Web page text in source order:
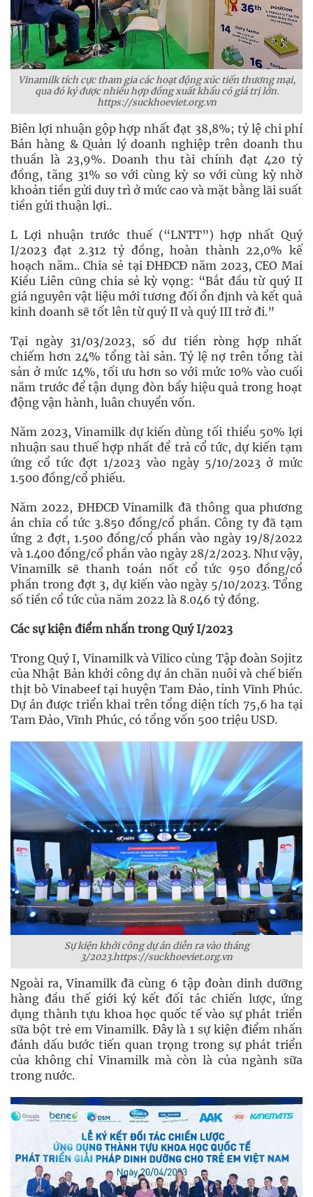
Vinamilk tích cực tham gia các hoạt động xúc tiến thương mại,
qua đó ký được nhiều hợp đồng xuất khẩu có giá trị lớn.
https://suckhoeviet.org.vn
Biên lợi nhuận gộp hợp nhất đạt 38,8%; tỷ lệ chi phí
Bán hàng & Quản lý doanh nghiệp trên doanh thu
thuần là 23,9%. Doanh thu tài chính đạt 420 tỷ
đồng, tăng 31% so với cùng kỳ so với cùng kỳ nhờ
khoản tiền gửi duy trì ở mức cao và mặt bằng lãi suất
tiền gửi thuận lợi..
L Lợi nhuận trước thuế (“LNTT”) hợp nhất Quý
I/2023 đạt 2.312 tỷ đồng, hoàn thành 22,0% kế
hoạch năm.. Chia sẻ tại ĐHĐCĐ năm 2023, CEO Mai
Kiều Liên cũng chia sẻ kỳ vọng: “Bắt đầu từ quý II
giá nguyên vật liệu mới tương đối ổn định và kết quả
kinh doanh sẽ tốt lên từ quý II và quý III trở đi.”
Tại ngày 31/03/2023, số dư tiền ròng hợp nhất
chiếm hơn 24% tổng tài sản. Tỷ lệ nợ trên tổng tài
sản ở mức 14%, tối ưu hơn so với mức 10% vào cuối
năm trước để tận dụng đòn bẩy hiệu quả trong hoạt
động vận hành, luân chuyển vốn.
Năm 2023, Vinamilk dự kiến dùng tối thiểu 50% lợi
nhuận sau thuế hợp nhất để trả cổ tức, dự kiến tạm
ứng cổ tức đợt 1/2023 vào ngày 5/10/2023 ở mức
1.500 đồng/cổ phiếu.
Năm 2022, ĐHĐCĐ Vinamilk đã thông qua phương
án chia cổ tức 3.850 đồng/cổ phần. Công ty đã tạm
ứng 2 đợt, 1.500 đồng/cổ phần vào ngày 19/8/2022
và 1.400 đồng/cổ phần vào ngày 28/2/2023. Như vậy,
Vinamilk sẽ thanh toán nốt cổ tức 950 đồng/cổ
phần trong đợt 3, dự kiến vào ngày 5/10/2023. Tổng
số tiền cổ tức của năm 2022 là 8.046 tỷ đồng.
Các sự kiện điểm nhấn trong Quý I/2023
Trong Quý I, Vinamilk và Vilico cùng Tập đoàn Sojitz
của Nhật Bản khởi công dự án chăn nuôi và chế biến
thịt bò Vinabeef tại huyện Tam Đảo, tỉnh Vĩnh Phúc.
Dự án được triển khai trên tổng diện tích 75,6 ha tại
Tam Đảo, Vĩnh Phúc, có tổng vốn 500 triệu USD.
Sự kiện khởi công dự án diễn ra vào tháng
3/2023.https://suckhoeviet.org.vn
Ngoài ra, Vinamilk đã cùng 6 tập đoàn dinh dưỡng
hàng đầu thế giới ký kết đối tác chiến lược, ứng
dụng thành tựu khoa học quốc tế vào sự phát triển
sữa bột trẻ em Vinamilk. Đây là 1 sự kiện điểm nhấn
đánh dấu bước tiến quan trọng trong sự phát triển
của không chỉ Vinamilk mà còn là của ngành sữa
trong nước.